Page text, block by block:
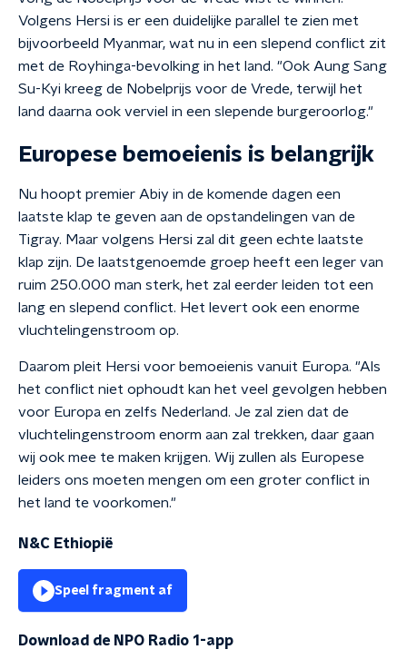
Volgens Hersi is er een duidelijke parallel te zien met
bijvoorbeeld Myanmar, wat nu in een slepend conflict zit
met de Royhinga-bevolking in het land. "Ook Aung Sang
Su-Kyi kreeg de Nobelprijs voor de Vrede, terwijl het
land daarna ook verviel in een slepende burgeroorlog."
Europese bemoeienis is belangrijk
Nu hoopt premier Abiy in de komende dagen een
laatste klap te geven aan de opstandelingen van de
Tigray. Maar volgens Hersi zal dit geen echte laatste
klap zijn. De laatstgenoemde groep heeft een leger van
ruim 250.000 man sterk, het zal eerder leiden tot een
lang en slepend conflict. Het levert ook een enorme
vluchtelingenstroom op.
Daarom pleit Hersi voor bemoeienis vanuit Europa. "Als
het conflict niet ophoudt kan het veel gevolgen hebben
voor Europa en zelfs Nederland. Je zal zien dat de
vluchtelingenstroom enorm aan zal trekken, daar gaan
wij ook mee te maken krijgen. Wij zullen als Europese
leiders ons moeten mengen om een groter conflict in
het land te voorkomen."
N&C Ethiopië
Speel fragment af
Download de NPO Radio 1-app